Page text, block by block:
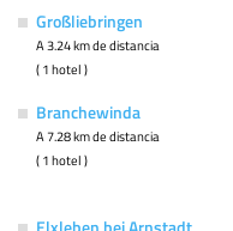
Großliebringen
A 3.24 km de distancia
( 1 hotel )
Branchewinda
A 7.28 km de distancia
( 1 hotel )